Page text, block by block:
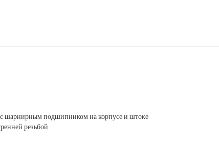
шарнирным подшипником на корпусе и штоке
резьбой